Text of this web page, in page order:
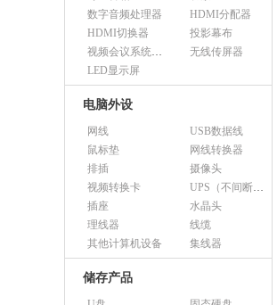
数字音频处理器
HDMI分配器
HDMI切换器
投影幕布
视频会议系统设备（市采）
无线传屏器
LED显示屏
电脑外设
网线
USB数据线
鼠标垫
网线转换器
排插
摄像头
视频转换卡
UPS（不间断电源）
插座
水晶头
理线器
线缆
其他计算机设备
集线器
储存产品